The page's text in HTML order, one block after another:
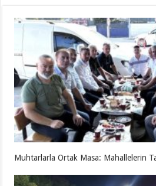
Muhtarlarla Ortak Masa: Mahallelerin